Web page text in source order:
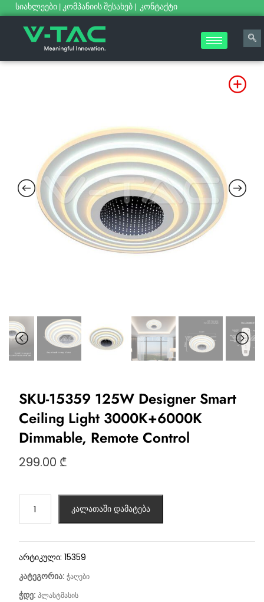
სიახლეები | კომპანიის შესახებ | კონტაქტი
SKU-15359 125W Designer Smart
Ceiling Light 3000K+6000K
Dimmable, Remote Control
299.00 ₾
კალათაში დამატება
არტიკული: 15359
კატეგორია: ჭაღები
ჭდე: პლასტმასის